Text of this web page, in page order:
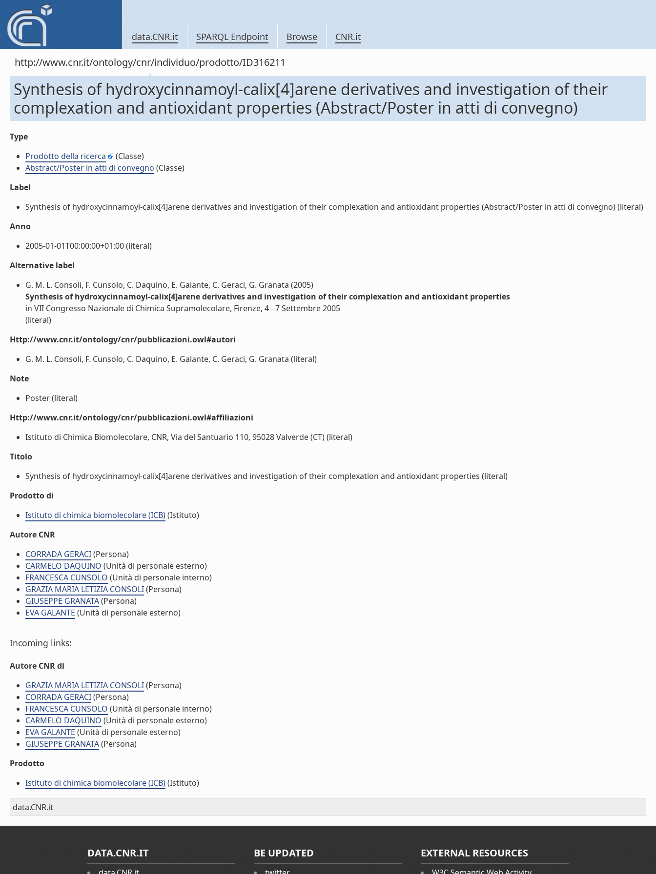
data.CNR.it SPARQL Endpoint Browse CNR.it
http://www.cnr.it/ontology/cnr/individuo/prodotto/ID316211
Synthesis of hydroxycinnamoyl-calix[4]arene derivatives and investigation of their
complexation and antioxidant properties (Abstract/Poster in atti di convegno)
Type
Prodotto della ricerca
(Classe)
Abstract/Poster in atti di convegno (Classe)
Label
Synthesis of hydroxycinnamoyl-calix[4]arene derivatives and investigation of their complexation and antioxidant properties (Abstract/Poster in atti di convegno) (literal)
Anno
2005-01-01T00:00:00+01:00 (literal)
Alternative label
G. M. L. Consoli, F. Cunsolo, C. Daquino, E. Galante, C. Geraci, G. Granata (2005)
Synthesis of hydroxycinnamoyl-calix[4]arene derivatives and investigation of their complexation and antioxidant properties
in VII Congresso Nazionale di Chimica Supramolecolare, Firenze, 4 - 7 Settembre 2005
(literal)
Http://www.cnr.it/ontology/cnr/pubblicazioni.owl#autori
G. M. L. Consoli, F. Cunsolo, C. Daquino, E. Galante, C. Geraci, G. Granata (literal)
Note
Poster (literal)
Http://www.cnr.it/ontology/cnr/pubblicazioni.owl#affiliazioni
Istituto di Chimica Biomolecolare, CNR, Via del Santuario 110, 95028 Valverde (CT) (literal)
Titolo
Synthesis of hydroxycinnamoyl-calix[4]arene derivatives and investigation of their complexation and antioxidant properties (literal)
Prodotto di
Istituto di chimica biomolecolare (ICB)(Istituto)
Autore CNR
CORRADA GERACI(Persona)
CARMELO DAQUINO (Unità di personale esterno)
FRANCESCA CUNSOLO (Unità di personale interno)
GRAZIA MARIA LETIZIA CONSOLI(Persona)
GIUSEPPE GRANATA(Persona)
EVA GALANTE (Unità di personale esterno)
Incoming links:
Autore CNR di
GRAZIA MARIA LETIZIA CONSOLI(Persona)
CORRADA GERACI(Persona)
FRANCESCA CUNSOLO (Unità di personale interno)
CARMELO DAQUINO (Unità di personale esterno)
EVA GALANTE (Unità di personale esterno)
GIUSEPPE GRANATA(Persona)
Prodotto
Istituto di chimica biomolecolare (ICB)(Istituto)
data.CNR.it
DATA.CNR.IT BE UPDATED EXTERNAL RESOURCES